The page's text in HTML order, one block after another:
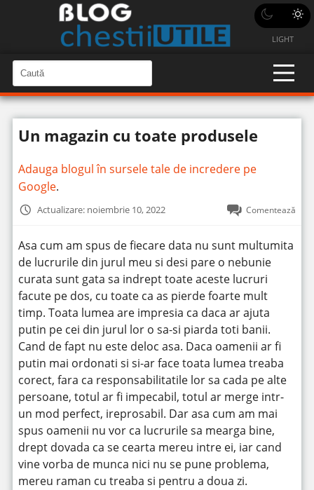
LIGHT
a
u
t
n
C
a
u
î
n
t
Un magazin cu toate produsele
Adauga blogul în sursele tale de incredere pe
Google.
Actualizare: noiembrie 10, 2022 Comentează
Asa cum am spus de fiecare data nu sunt multumita
de lucrurile din jurul meu si desi pare o nebunie
curata sunt gata sa indrept toate aceste lucruri
facute pe dos, cu toate ca as pierde foarte mult
timp. Toata lumea are impresia ca daca ar ajuta
putin pe cei din jurul lor o sa-si piarda toti banii.
Cand de fapt nu este deloc asa. Daca oamenii ar fi
putin mai ordonati si si-ar face toata lumea treaba
corect, fara ca responsabilitatile lor sa cada pe alte
persoane, totul ar fi impecabil, totul ar merge intr-
un mod perfect, ireprosabil. Dar asa cum am mai
spus oamenii nu vor ca lucrurile sa mearga bine,
drept dovada ca se cearta mereu intre ei, iar cand
vine vorba de munca nici nu se pune problema,
mereu raman cu treaba si pentru a doua zi.